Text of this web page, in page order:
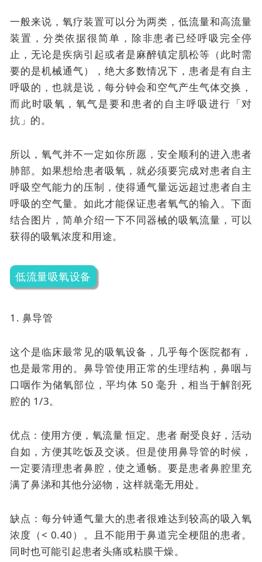
一般来说，氧疗装置可以分为两类，低流量和高流量
装置，分类依据很简单，除非患者已经呼吸完全停
止，无论是疾病引起或者是麻醉镇定肌松等（此时需
要的是机械通气），绝大多数情况下，患者是有自主
呼吸的，也就是说，每分钟会和空气产生气体交换，
而此时吸氧，氧气是要和患者的自主呼吸进行「对
抗」的。
所以，氧气并不一定如你所愿，安全顺利的进入患者
肺部。如果想给患者吸氧，就必须要完成对患者自主
呼吸空气能力的压制，使得通气量远远超过患者自主
呼吸的空气量。如此才能保证患者氧气的输入。下面
结合图片，简单介绍一下不同器械的吸氧流量，可以
获得的吸氧浓度和用途。
低流量吸氧设备
1. 鼻导管
这个是临床最常见的吸氧设备，几乎每个医院都有，
也是最常用的。鼻导管使用正常的生理结构，鼻咽与
口咽作为储氧部位，平均体 50 毫升，相当于解剖死
腔的 1/3。
优点：使用方便， 氧流量恒定。患者 耐受良好，活动
自如，方便其吃饭及交谈。但是使用鼻导管的时候，
一定要清理患者鼻腔，使之通畅。要是患者鼻腔里充
满了鼻涕和其他分泌物，这样就毫无用处。
缺点：每分钟通气量大的患者很难达到较高的吸入氧
浓度（< 0.40）。且不能用于鼻道完全梗阻的患者。
同时也可能引起患者头痛或粘膜干燥。